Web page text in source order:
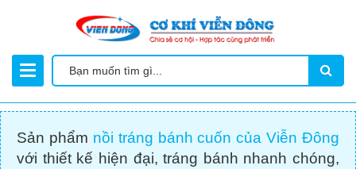
Sản phẩm nồi tráng bánh cuốn của Viễn Đông
với thiết kế hiện đại, tráng bánh nhanh chóng,